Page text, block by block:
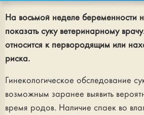
На восьмой неделе беременности
показать суку ветеринарному
относится к первородящим или
риска.
Гинекологическое обследование
возможным заранее выявить
время родов. Наличие спаек во